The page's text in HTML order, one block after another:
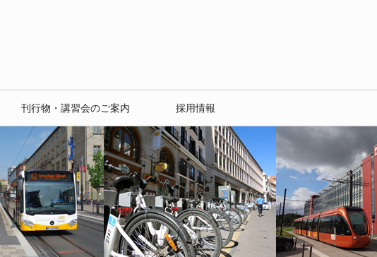
刊行物・講習会のご案内 採用情報